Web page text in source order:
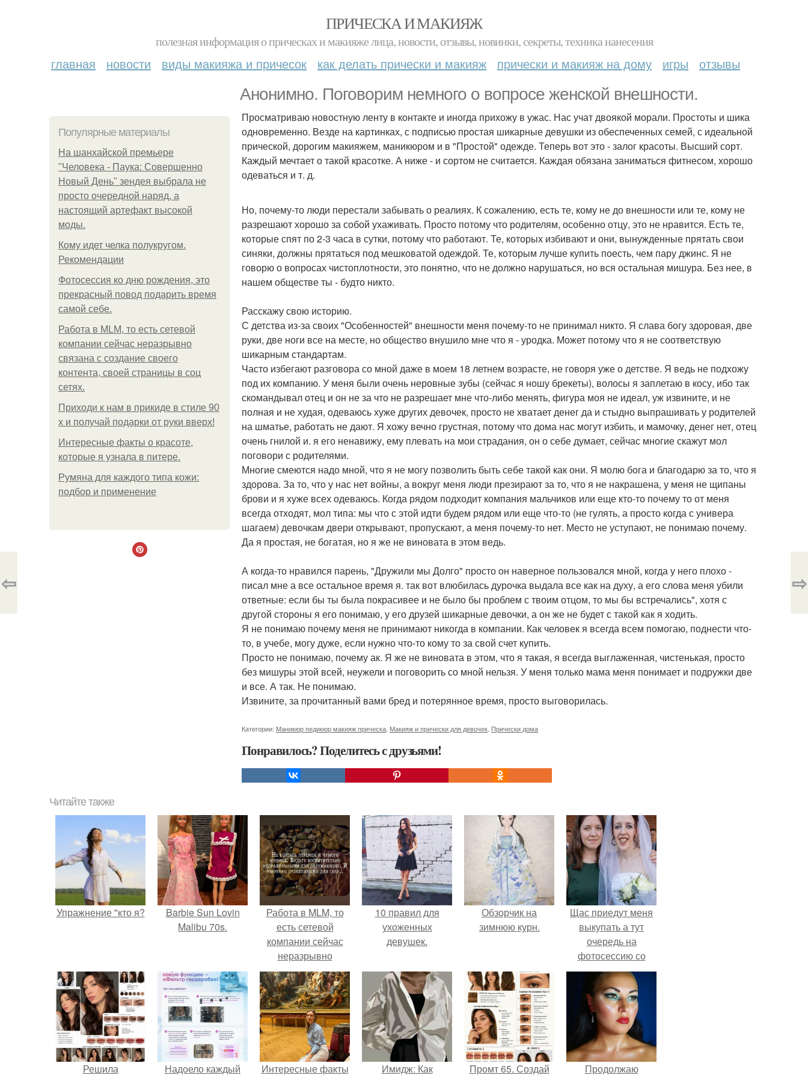
ПРИЧЕСКА И МАКИЯЖ
полезная информация о прическах и макияже лица, новости, отзывы, новинки, секреты, техника нанесения
главная новости виды макияжа и причесок как делать прически и макияж прически и макияж на дому игры отзывы
Анонимно. Поговорим немного о вопросе женской внешности.
Популярные материалы
На шанхайской премьере
"Человека - Паука: Совершенно
Новый День" зендея выбрала не
просто очередной наряд, а
настоящий артефакт высокой
моды.
Кому идет челка полукругом.
Рекомендации
Фотосессия ко дню рождения, это
прекрасный повод подарить время
самой себе.
Работа в MLM, то есть сетевой
компании сейчас неразрывно
связана с создание своего
контента, своей страницы в соц
сетях.
Приходи к нам в прикиде в стиле 90
х и получай подарки от руки вверх!
Интересные факты о красоте,
которые я узнала в питере.
Румяна для каждого типа кожи:
подбор и применение
Просматриваю новостную ленту в контакте и иногда прихожу в ужас. Нас учат двоякой морали. Простоты и шика
одновременно. Везде на картинках, с подписью простая шикарные девушки из обеспеченных семей, с идеальной
прической, дорогим макияжем, маникюром и в "Простой" одежде. Теперь вот это - залог красоты. Высший сорт.
Каждый мечтает о такой красотке. А ниже - и сортом не считается. Каждая обязана заниматься фитнесом, хорошо
одеваться и т. д.
Но, почему-то люди перестали забывать о реалиях. К сожалению, есть те, кому не до внешности или те, кому не
разрешают хорошо за собой ухаживать. Просто потому что родителям, особенно отцу, это не нравится. Есть те,
которые спят по 2-3 часа в сутки, потому что работают. Те, которых избивают и они, вынужденные прятать свои
синяки, должны прятаться под мешковатой одеждой. Те, которым лучше купить поесть, чем пару джинс. Я не
говорю о вопросах чистоплотности, это понятно, что не должно нарушаться, но вся остальная мишура. Без нее, в
нашем обществе ты - будто никто.
Расскажу свою историю.
С детства из-за своих "Особенностей" внешности меня почему-то не принимал никто. Я слава богу здоровая, две
руки, две ноги все на месте, но общество внушило мне что я - уродка. Может потому что я не соответствую
шикарным стандартам.
Часто избегают разговора со мной даже в моем 18 летнем возрасте, не говоря уже о детстве. Я ведь не подхожу
под их компанию. У меня были очень неровные зубы (сейчас я ношу брекеты), волосы я заплетаю в косу, ибо так
скомандывал отец и он не за что не разрешает мне что-либо менять, фигура моя не идеал, уж извините, и не
полная и не худая, одеваюсь хуже других девочек, просто не хватает денег да и стыдно выпрашивать у родителей
на шматье, работать не дают. Я хожу вечно грустная, потому что дома нас могут избить, и мамочку, денег нет, отец
очень гнилой и. я его ненавижу, ему плевать на мои страдания, он о себе думает, сейчас многие скажут мол
поговори с родителями.
Многие смеются надо мной, что я не могу позволить быть себе такой как они. Я молю бога и благодарю за то, что я
здорова. За то, что у нас нет войны, а вокруг меня люди презирают за то, что я не накрашена, у меня не щипаны
брови и я хуже всех одеваюсь. Когда рядом подходит компания мальчиков или еще кто-то почему то от меня
всегда отходят, мол типа: мы что с этой идти будем рядом или еще что-то (не гулять, а просто когда с универа
шагаем) девочкам двери открывают, пропускают, а меня почему-то нет. Место не уступают, не понимаю почему.
Да я простая, не богатая, но я же не виновата в этом ведь.
А когда-то нравился парень, "Дружили мы Долго" просто он наверное пользовался мной, когда у него плохо -
писал мне а все остальное время я. так вот влюбилась дурочка выдала все как на духу, а его слова меня убили
ответные: если бы ты была покрасивее и не было бы проблем с твоим отцом, то мы бы встречались", хотя с
другой стороны я его понимаю, у его друзей шикарные девочки, а он же не будет с такой как я ходить.
Я не понимаю почему меня не принимают никогда в компании. Как человек я всегда всем помогаю, поднести что-
то, в учебе, могу дуже, если нужно что-то кому то за свой счет купить.
Просто не понимаю, почему ак. Я же не виновата в этом, что я такая, я всегда выглаженная, чистенькая, просто
без мишуры этой всей, неужели и поговорить со мной нельзя. У меня только мама меня понимает и подружки две
и все. А так. Не понимаю.
Извините, за прочитанный вами бред и потерянное время, просто выговорилась.
Категории: Маникюр педикюр макияж прическа Макияж и прически для девочек Прически дома
Понравилось? Поделитесь с друзьями!
⇦ ⇨
Читайте также
Упражнение "кто я?
Barbie Sun Lovin
Malibu 70s.
Работа в MLM, то
есть сетевой
компании сейчас
неразрывно
связана с создание
своего контента,
своей страницы в
соц сетях.
10 правил для
ухоженных
девушек.
Обзорчик на
зимнюю курн.
Щас приедут меня
выкупать а тут
очередь на
фотосессию со
мной.
Решила
Надоело каждый
Интересные факты
Имидж: Как
Промт 65. Создай
Продолжаю